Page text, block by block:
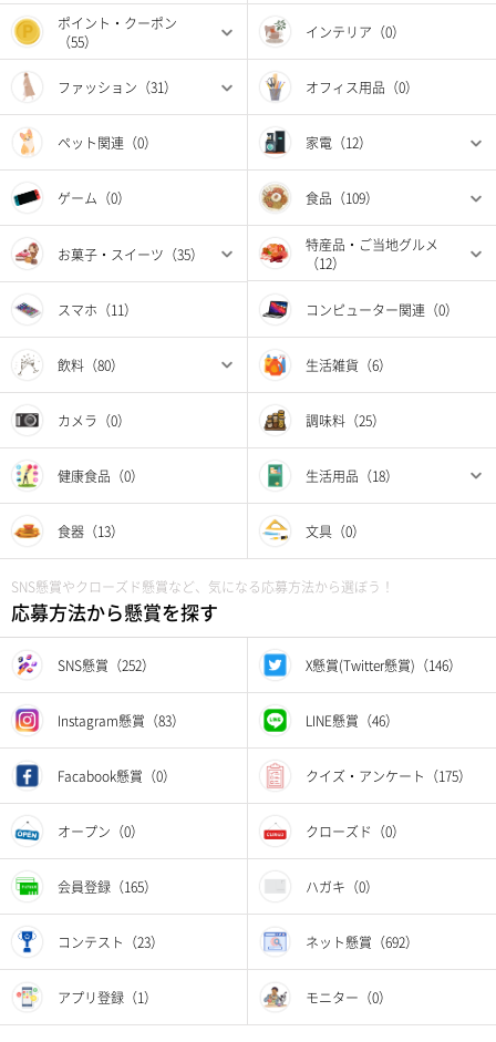
ポイント・クーポン
（55）
インテリア（0）
ファッション（31） オフィス用品（0）
ペット関連（0） 家電（12）
ゲーム（0） 食品（109）
お菓子・スイーツ（35）
特産品・ご当地グルメ
（12）
スマホ（11） コンピューター関連（0）
飲料（80） 生活雑貨（6）
カメラ（0） 調味料（25）
健康食品（0） 生活用品（18）
食器（13） 文具（0）
SNS懸賞やクローズド懸賞など、気になる応募方法から選ぼう！
応募方法から懸賞を探す
SNS懸賞（252） X懸賞(Twitter懸賞)（146）
Instagram懸賞（83） LINE懸賞（46）
Facabook懸賞（0） クイズ・アンケート（175）
オープン（0） クローズド（0）
会員登録（165） ハガキ（0）
コンテスト（23） ネット懸賞（692）
アプリ登録（1） モニター（0）